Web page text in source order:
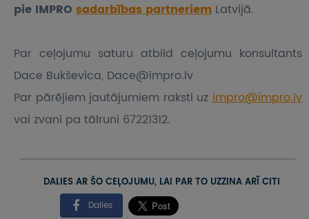
pie IMPRO sadarbības partneriem Latvijā.
Par ceļojumu saturu atbild ceļojumu konsultants
Dace Bukševica, Dace@impro.lv
Par pārējiem jautājumiem raksti uz impro@impro.lv
vai zvani pa tālruni 67221312.
DALIES AR ŠO CEĻOJUMU, LAI PAR TO UZZINA ARĪ CITI
Dalies